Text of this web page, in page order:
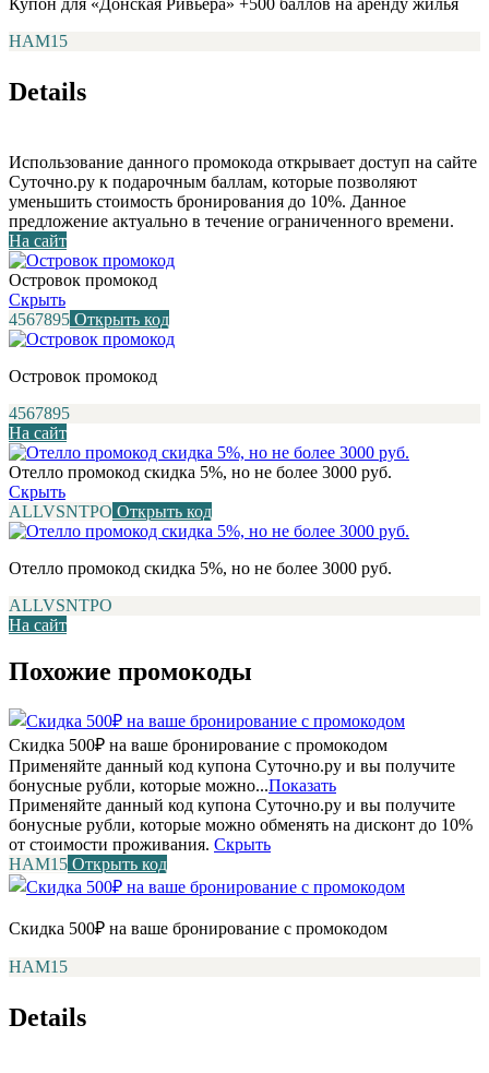
Купон для «Донская Ривьера» +500 баллов на аренду жилья
НАМ15
Details
Использование данного промокода открывает доступ на сайте
Суточно.ру к подарочным баллам, которые позволяют
уменьшить стоимость бронирования до 10%. Данное
предложение актуально в течение ограниченного времени.
На сайт
Островок промокод
Скрыть
4567895 Открыть код
Островок промокод
4567895
На сайт
Отелло промокод скидка 5%, но не более 3000 руб.
Скрыть
ALLVSNTPO Открыть код
Отелло промокод скидка 5%, но не более 3000 руб.
ALLVSNTPO
На сайт
Похожие промокоды
Скидка 500₽ на ваше бронирование с промокодом
Применяйте данный код купона Суточно.ру и вы получите
бонусные рубли, которые можно...Показать
Применяйте данный код купона Суточно.ру и вы получите
бонусные рубли, которые можно обменять на дисконт до 10%
от стоимости проживания. Скрыть
НАМ15 Открыть код
Скидка 500₽ на ваше бронирование с промокодом
НАМ15
Details